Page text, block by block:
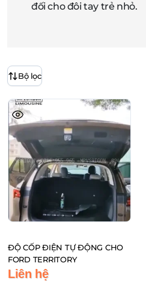
đối cho đôi tay trẻ nhỏ.
Bộ lọc
ĐỘ CỐP ĐIỆN TỰ ĐỘNG CHO
FORD TERRITORY
Liên hệ